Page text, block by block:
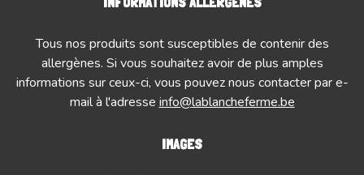
Tous nos produits sont susceptibles de contenir des
allergènes. Si vous souhaitez avoir de plus amples
informations sur ceux-ci, vous pouvez nous contacter par e-
mail à l'adresse info@lablancheferme.be
IMAGES